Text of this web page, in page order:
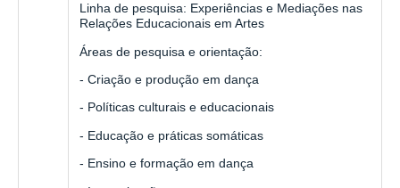
Linha de pesquisa: Experiências e Mediações nas
Relações Educacionais em Artes
Áreas de pesquisa e orientação:
- Criação e produção em dança
- Políticas culturais e educacionais
- Educação e práticas somáticas
- Ensino e formação em dança